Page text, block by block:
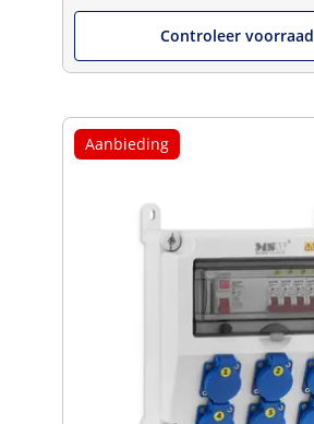
Controleer voorraad
Aanbieding